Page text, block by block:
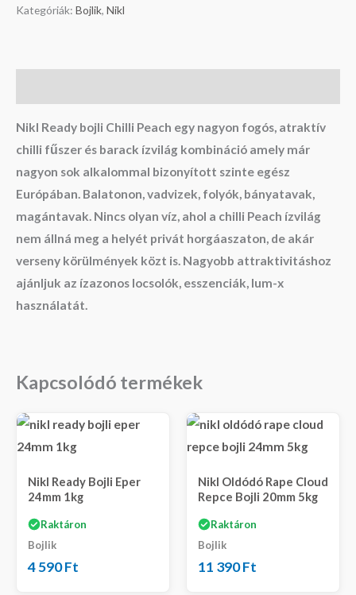
Kategóriák: Bojlik, Nikl
Nikl Ready bojli Chilli Peach egy nagyon fogós, atraktív
chilli fűszer és barack ízvilág kombináció amely már
nagyon sok alkalommal bizonyított szinte egész
Európában. Balatonon, vadvizek, folyók, bányatavak,
magántavak. Nincs olyan víz, ahol a chilli Peach ízvilág
nem állná meg a helyét privát horgáaszaton, de akár
verseny körülmények közt is. Nagyobb attraktivitáshoz
ajánljuk az ízazonos locsolók, esszenciák, lum-x
használatát.
Kapcsolódó termékek
Nikl Ready Bojli Eper
24mm 1kg
Raktáron
Bojlik
4 590Ft
Nikl Oldódó Rape Cloud
Repce Bojli 20mm 5kg
Raktáron
Bojlik
11 390Ft